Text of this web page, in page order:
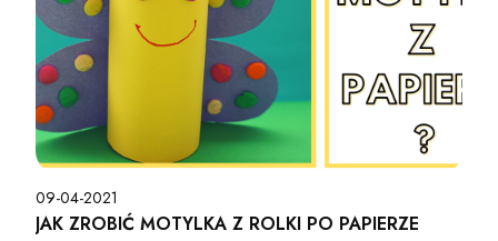
09-04-2021
JAK ZROBIĆ MOTYLKA Z ROLKI PO PAPIERZE